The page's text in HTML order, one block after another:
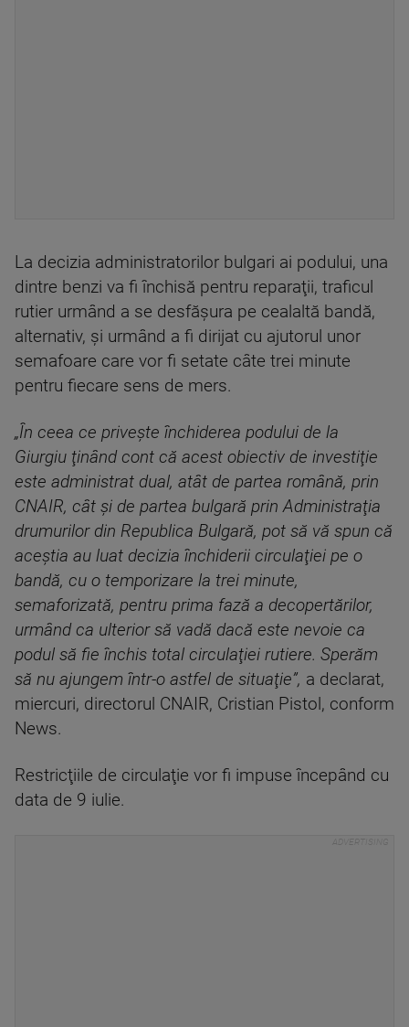
La decizia administratorilor bulgari ai podului, una
dintre benzi va fi închisă pentru reparaţii, traficul
rutier urmând a se desfăşura pe cealaltă bandă,
alternativ, şi urmând a fi dirijat cu ajutorul unor
semafoare care vor fi setate câte trei minute
pentru fiecare sens de mers.
„În ceea ce priveşte închiderea podului de la
Giurgiu ţinând cont că acest obiectiv de investiţie
este administrat dual, atât de partea română, prin
CNAIR, cât şi de partea bulgară prin Administraţia
drumurilor din Republica Bulgară, pot să vă spun că
aceştia au luat decizia închiderii circulaţiei pe o
bandă, cu o temporizare la trei minute,
semaforizată, pentru prima fază a decopertărilor,
urmând ca ulterior să vadă dacă este nevoie ca
podul să fie închis total circulaţiei rutiere. Sperăm
să nu ajungem într-o astfel de situaţie”, a declarat,
miercuri, directorul CNAIR, Cristian Pistol, conform
News.
Restricţiile de circulaţie vor fi impuse începând cu
data de 9 iulie.